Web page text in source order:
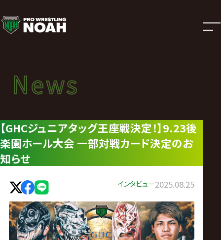
ニ
ュ
ー
ス
|
プ
ロ
レ
ス
News
ニュース
News
【GHCジュニアタッグ王座戦決定！】9.23後
楽園ホール大会 一部対戦カード決定のお
知らせ
インタビュー2025.08.25